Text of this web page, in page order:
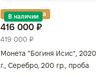
Золотая карта
В наличии
416 000 ₽
419 000 ₽
Монета "Богиня Исис", 2020
г., Серебро, 200 гр., проба